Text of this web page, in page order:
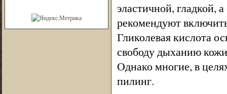
эластичной, гладкой,
рекомендуют
Гликолевая кислота
свободу дыханию
Однако многие, в
пилинг.